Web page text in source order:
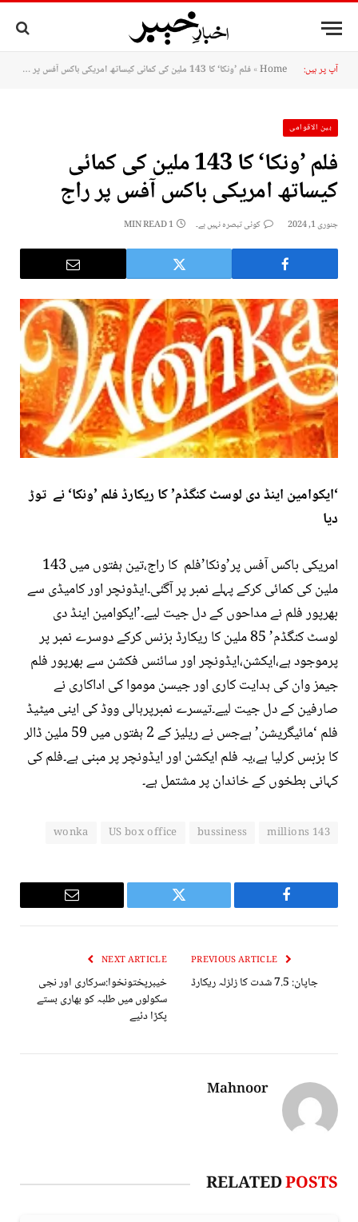
آپ پر ہیں: Home
»فلم ’ونکا‘ کا 143 ملین کی کمائی کیساتھ امریکی باکس آفس پر راج
بین الاقوامی
فلم ’ونکا‘ کا 143 ملین کی کمائی
کیساتھ امریکی باکس آفس پر راج
جنوری 1, 2024 کوئی تبصرہ نہیں ہے۔ 1 MIN READ
‘ایکوامین اینڈ دی لوسٹ کنگڈم’ کا ریکارڈ فلم ’ونکا‘ نے توڑ
دیا
امریکی باکس آفس پر’ونکا’فلم کا راج،تین ہفتوں میں 143
ملین کی کمائی کرکے پہلے نمبر پر آگئی۔ایڈونچر اور کامیڈی سے
بھرپور فلم نے مداحوں کے دل جیت لیے۔’ایکوامین اینڈ دی
لوسٹ کنگڈم’ 85 ملین کا ریکارڈ بزنس کرکے دوسرے نمبر پر
پرموجود ہے،ایکشن،ایڈونچر اور سائنس فکشن سے بھرپور فلم
جیمز وان کی ہدایت کاری اور جیسن موموا کی اداکاری نے
صارفین کے دل جیت لیے۔تیسرے نمبرپرہالی ووڈ کی اینی میٹیڈ
فلم ‘مائیگریشن’ ہےجس نے ریلیز کے 2 ہفتوں میں 59 ملین ڈالر
کا بزبس کرلیا ہے،یہ فلم ایکشن اور ایڈونچر پر مبنی ہے۔فلم کی
کہانی بطخوں کے خاندان پر مشتمل ہے۔
143 millions
bussiness
US box office
wonka
Facebook
Twitter
Email
جاپان: 7.5 شدت کا زلزلہ ریکارڈ
NEXT ARTICLE
خیبرپختونخوا:سرکاری اور نجی
سکولوں میں طلبہ کو بھاری بستے
پکڑا دئیے
Mahnoor
RELATEDPOSTS